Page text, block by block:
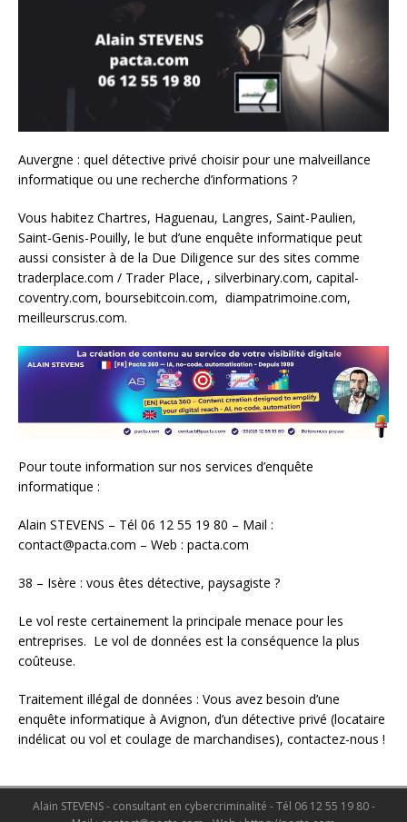
Auvergne : quel détective privé choisir pour une malveillance
informatique ou une recherche d’informations ?
Vous habitez Chartres, Haguenau, Langres, Saint-Paulien,
Saint-Genis-Pouilly, le but d’une enquête informatique peut
aussi consister à de la Due Diligence sur des sites comme
traderplace.com / Trader Place, , silverbinary.com, capital-
coventry.com, boursebitcoin.com, diampatrimoine.com,
meilleurscrus.com.
Pour toute information sur nos services d’enquête
informatique :
Alain STEVENS – Tél 06 12 55 19 80 – Mail :
contact@pacta.com – Web : pacta.com
38 – Isère : vous êtes détective, paysagiste ?
Le vol reste certainement la principale menace pour les
entreprises. Le vol de données est la conséquence la plus
coûteuse.
Traitement illégal de données : Vous avez besoin d’une
enquête informatique à Avignon, d’un détective privé (locataire
indélicat ou vol et coulage de marchandises), contactez-nous !
Alain STEVENS - consultant en cybercriminalité - Tél 06 12 55 19 80 -